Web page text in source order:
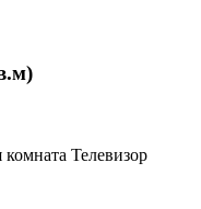
Телевизор